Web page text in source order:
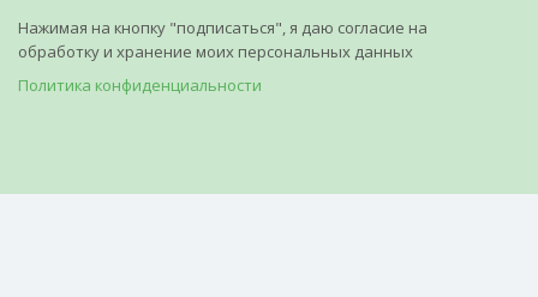
Нажимая на кнопку "подписаться", я даю согласие на
обработку и хранение моих персональных данных
Политика конфиденциальности